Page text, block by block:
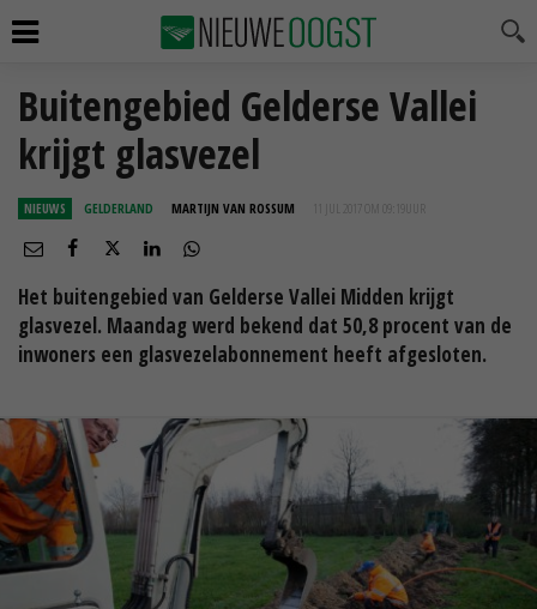
Buitengebied Gelderse Vallei
krijgt glasvezel
NIEUWS GELDERLAND MARTIJN VAN ROSSUM 11 JUL 2017 OM 09:19
Het buitengebied van Gelderse Vallei Midden krijgt
glasvezel. Maandag werd bekend dat 50,8 procent van de
inwoners een glasvezelabonnement heeft afgesloten.